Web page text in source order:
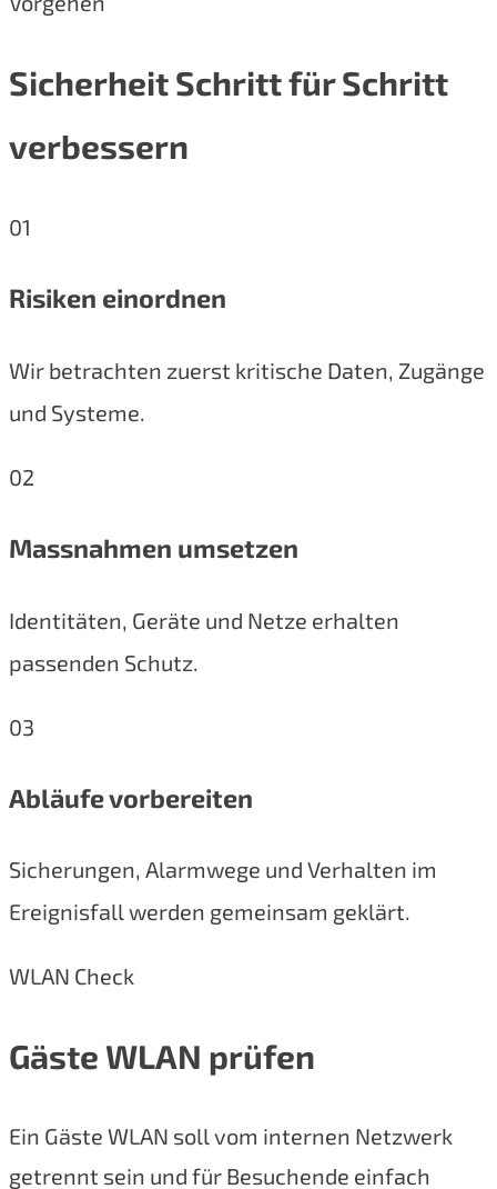
Sicherheit Schritt für Schritt
verbessern
01
Risiken einordnen
Wir betrachten zuerst kritische Daten, Zugänge
und Systeme.
02
Massnahmen umsetzen
Identitäten, Geräte und Netze erhalten
passenden Schutz.
03
Abläufe vorbereiten
Sicherungen, Alarmwege und Verhalten im
Ereignisfall werden gemeinsam geklärt.
WLAN Check
Gäste WLAN prüfen
Ein Gäste WLAN soll vom internen Netzwerk
getrennt sein und für Besuchende einfach